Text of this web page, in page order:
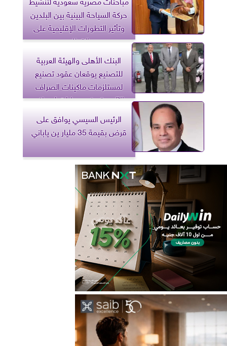
حركة السياحة البينية بين البلدين
وتأثير التطورات الإقليمية على
القطاع
البنك الأهلى والهيئة العربية
للتصنيع يوقعان عقود تصنيع
لمستلزمات ماكينات الصراف
الآلى وتصنيع سيارات إسعاف
الرئيس السيسي يوافق على
قرض بقيمة 35 مليار ين ياباني